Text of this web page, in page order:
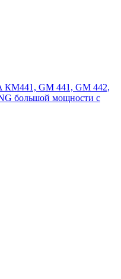
КМ441, GM 441, GM 442,
мощности с